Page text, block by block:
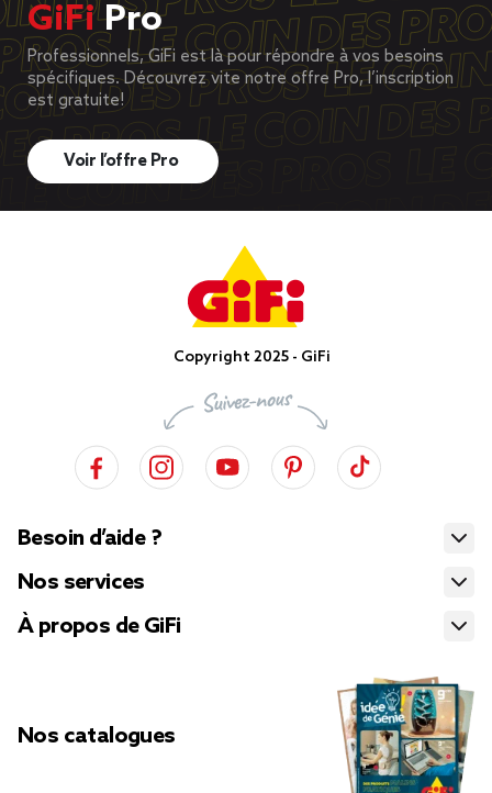
GiFiPro
Professionnels, GiFi est là pour répondre à vos besoins
spécifiques. Découvrez vite notre offre Pro, l’inscription
est gratuite!
Voir l’offre Pro
Copyright 2025 - GiFi
Besoin d’aide ?
Nos services
À propos de GiFi
Nos catalogues